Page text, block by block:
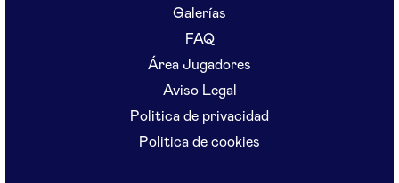
Galerías
FAQ
Área Jugadores
Aviso Legal
Politica de privacidad
Politica de cookies